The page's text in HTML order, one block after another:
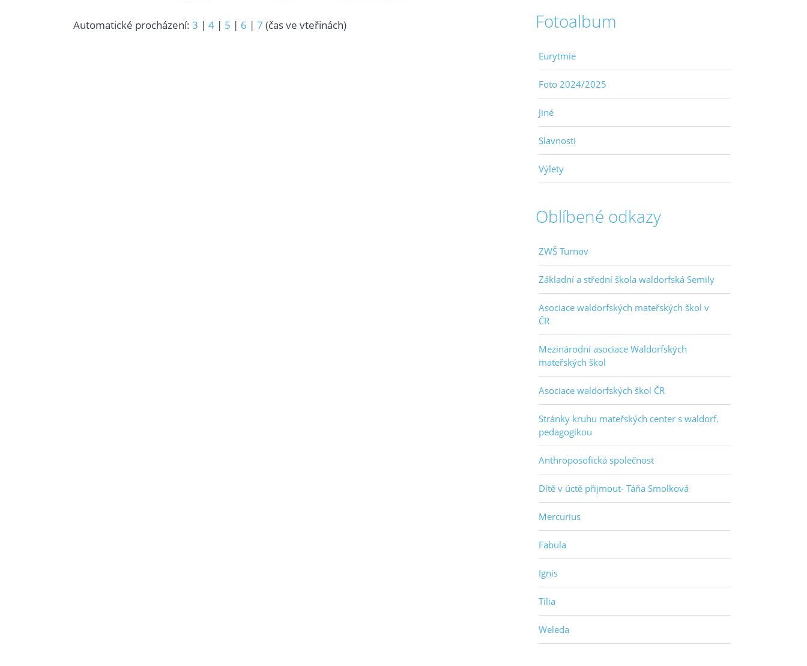
Automatické procházení: 3 | 4 | 5 | 6 | 7 (čas ve vteřinách) Fotoalbum
Eurytmie
Foto 2024/2025
Jiné
Slavnosti
Výlety
Oblíbené odkazy
ZWŠ Turnov
Základní a střední škola waldorfská Semily
Asociace waldorfských mateřských škol v
ČR
Mezinárodní asociace Waldorfských
mateřských škol
Asociace waldorfských škol ČR
Stránky kruhu mateřských center s waldorf.
pedagogikou
Anthroposofická společnost
Dítě v úctě přijmout- Táňa Smolková
Mercurius
Fabula
Ignis
Tilia
Weleda